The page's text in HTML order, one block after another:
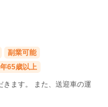
副業可能
65歳以上
ます。 また、送迎車の運